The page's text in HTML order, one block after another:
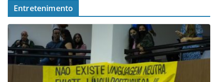
Entretenimento